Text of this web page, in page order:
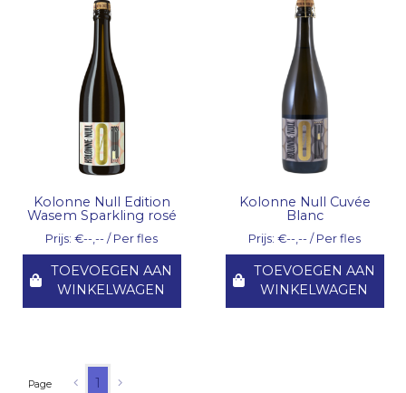
Kolonne Null Edition
Wasem Sparkling rosé
Prijs: €--,-- / Per fles
TOEVOEGEN AAN
WINKELWAGEN
Kolonne Null Cuvée
Blanc
Prijs: €--,-- / Per fles
TOEVOEGEN AAN
WINKELWAGEN
Page 1